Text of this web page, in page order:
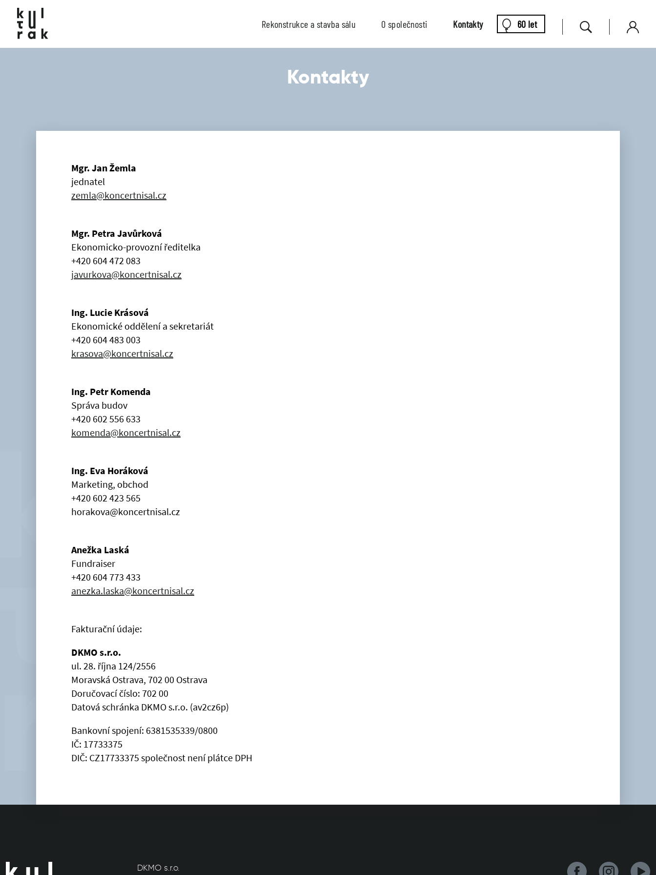
Rekonstrukce a stavba sálu O společnosti Kontakty 60 let
Kontakty
Mgr. Jan Žemla
jednatel
zemla@koncertnisal.cz
Mgr. Petra Javůrková
Ekonomicko-provozní ředitelka
+420 604 472 083
javurkova@koncertnisal.cz
Ing. Lucie Krásová
Ekonomické oddělení a sekretariát
+420 604 483 003
krasova@koncertnisal.cz
Ing. Petr Komenda
Správa budov
+420 602 556 633
komenda@koncertnisal.cz
Ing. Eva Horáková
Marketing, obchod
+420 602 423 565
horakova@koncertnisal.cz
Anežka Laská
Fundraiser
+420 604 773 433
anezka.laska@koncertnisal.cz
Fakturační údaje:
DKMO s.r.o.
ul. 28. října 124/2556
Moravská Ostrava, 702 00 Ostrava
Doručovací číslo: 702 00
Datová schránka DKMO s.r.o. (av2cz6p)
Bankovní spojení: 6381535339/0800
IČ: 17733375
DIČ: CZ17733375 společnost není plátce DPH
DKMO s.r.o.